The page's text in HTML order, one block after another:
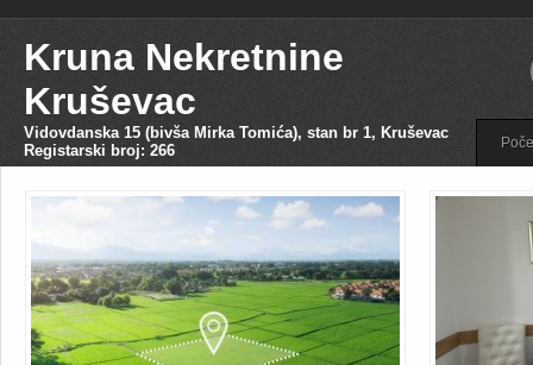
Kruna Nekretnine
Kruševac
Vidovdanska 15 (bivša Mirka Tomića), stan br 1, Kruševac
Registarski broj: 266